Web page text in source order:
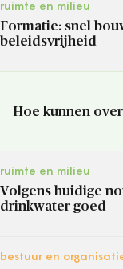
ruimte en milieu
Formatie: snel
beleidsvrijheid
Hoe kunnen
ruimte en milieu
Volgens huidige
drinkwater goed
bestuur en